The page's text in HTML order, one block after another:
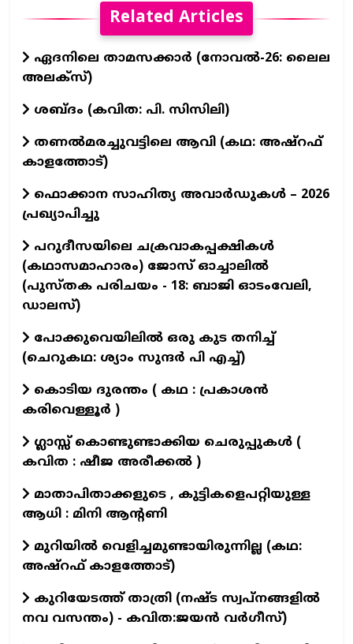
Related Articles
ഏദനിലെ താമസക്കാർ (നോവല്‍-26: ലൈല
അലക്‌സ്)
ശബ്ദം (കവിത: പി. സിസിലി)
തണൽമരച്ചുവട്ടിലെ ആവി (കഥ: അഷ്‌റഫ്
കാളത്തോട്)
ഫൊക്കാന സാഹിത്യ അവാർഡുകൾ – 2026
പ്രഖ്യാപിച്ചു
പറുദീസയിലെ ചക്രവാകപ്പക്ഷികൾ
(കഥാസമാഹാരം) ജോസ് ഓച്ചാലിൽ
(പുസ്തക പരിചയം - 18: ബാജി ഓടംവേലി,
ഡാലസ്)
പോക്കുവെയിലിൽ ഒരു കുട തനിച്ച്
(ചെറുകഥ: ശ്യാം സുന്ദര്‍ പി എച്ച്)
കൊടിയ ദുരന്തം ( കഥ : പ്രകാശൻ
കരിവെള്ളൂർ )
ഗ്ലാസ്സ് കൊണ്ടുണ്ടാക്കിയ ചെരുപ്പുകൾ (
കവിത : ഷീജ അരീക്കൽ )
മാതാപിതാക്കളുടെ , കുട്ടികളെപറ്റിയുള്ള
ആധി : മിനി ആന്റണി
മുറിയിൽ വെളിച്ചമുണ്ടായിരുന്നില്ല (കഥ:
അഷ്റഫ് കാളത്തോട്)
കുറിയേടത്ത് താത്രി (നഷ്ട സ്വപ്നങ്ങളിൽ
നവ വസന്തം) - കവിത:ജയൻ വർഗീസ്)